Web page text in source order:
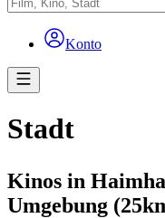
Konto
Stadt
Kinos in
Umgebung